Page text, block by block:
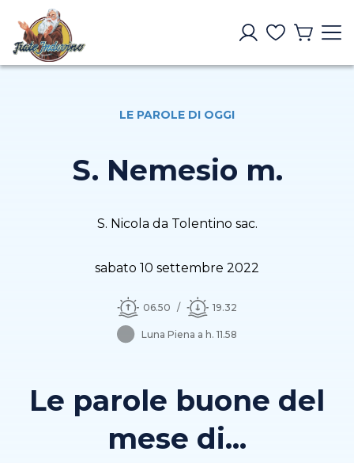
LE PAROLE DI OGGI
S. Nemesio m.
S. Nicola da Tolentino sac.
sabato 10 settembre 2022
06.50 19.32
Luna Piena a h. 11.58
Le parole buone del
mese di...